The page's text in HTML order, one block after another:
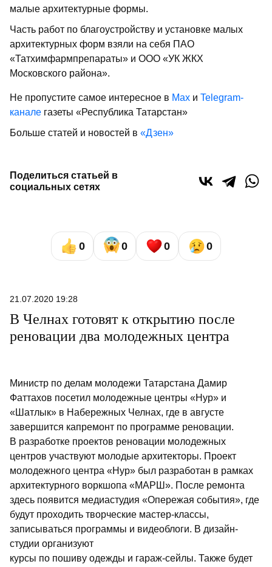
малые архитектурные формы.
Часть работ по благоустройству и установке малых
архитектурных форм взяли на себя ПАО
«Татхимфармпрепараты» и ООО «УК ЖКХ
Московского района».
Не пропустите самое интересное в Max и Telegram-
канале газеты «Республика Татарстан»
Больше статей и новостей в «Дзен»
Поделиться статьей в
социальных сетях
0 0 0 0
21.07.2020 19:28
В Челнах готовят к открытию после
реновации два молодежных центра
Министр по делам молодежи Татарстана Дамир
Фаттахов посетил молодежные центры «Нур» и
«Шатлык» в Набережных Челнах, где в августе
завершится капремонт по программе реновации.
В разработке проектов реновации молодежных
центров участвуют молодые архитекторы. Проект
молодежного центра «Нур» был разработан в рамках
архитектурного воркшопа «МАРШ». После ремонта
здесь появится медиастудия «Опережая события», где
будут проходить творческие мастер-классы,
записываться программы и видеоблоги. В дизайн-
студии организуют
курсы по пошиву одежды и гараж-сейлы. Также будет